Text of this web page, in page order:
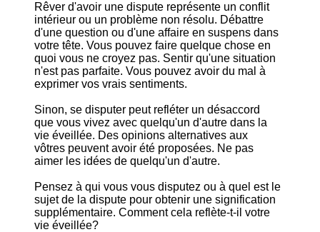
Rêver d'avoir une dispute représente un conflit
intérieur ou un problème non résolu. Débattre
d'une question ou d'une affaire en suspens dans
votre tête. Vous pouvez faire quelque chose en
quoi vous ne croyez pas. Sentir qu'une situation
n'est pas parfaite. Vous pouvez avoir du mal à
exprimer vos vrais sentiments.
Sinon, se disputer peut refléter un désaccord
que vous vivez avec quelqu'un d'autre dans la
vie éveillée. Des opinions alternatives aux
vôtres peuvent avoir été proposées. Ne pas
aimer les idées de quelqu'un d'autre.
Pensez à qui vous vous disputez ou à quel est le
sujet de la dispute pour obtenir une signification
supplémentaire. Comment cela reflète-t-il votre
vie éveillée?